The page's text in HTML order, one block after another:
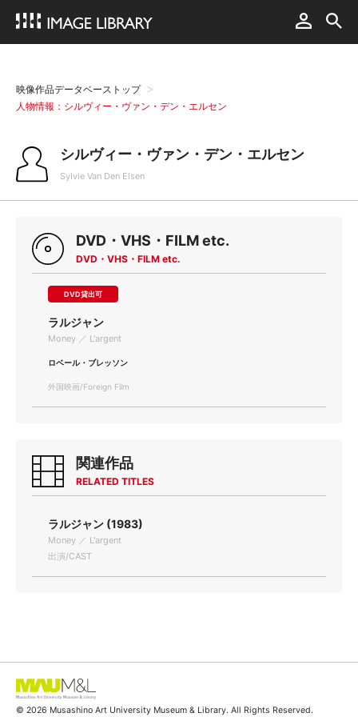
映像作品データベーストップ
人物情報：シルヴィー・ヴァン・デン・エルセン
シルヴィー・ヴァン・デン・エルセン
Sylvie Van Den Elsen
DVD・VHS・FILM etc.
DVD・VHS・FILM etc.
DVD貸出可
ラルジャン
Money ／ L'argent
ロベール・ブレッソン
外国映画/Foreign Film
関連作品
RELATED TITLES
ラルジャン (1983)
Money ／ L'argent
出演/CAST
© 2026 Musashino Art University Museum & Library. All Rights Reserved.